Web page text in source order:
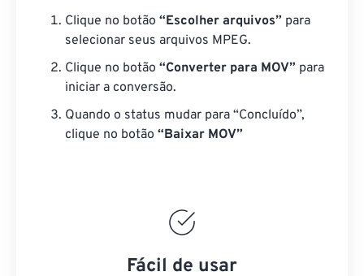
Clique no botão “Escolher arquivos” para
selecionar seus arquivos MPEG.
Clique no botão “Converter para MOV” para
iniciar a conversão.
Quando o status mudar para “Concluído”,
clique no botão “Baixar MOV”
Fácil de usar